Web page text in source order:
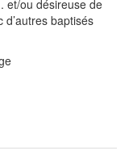
et/ou désireuse de
baptisés